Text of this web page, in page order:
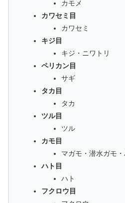
カモメ
カワセミ目
カワセミ
キジ目
キジ・ニワトリ
ペリカン目
サギ
タカ目
タカ
ツル目
ツル
カモ目
マガモ・潜水ガモ
ハト目
ハト
フクロウ目